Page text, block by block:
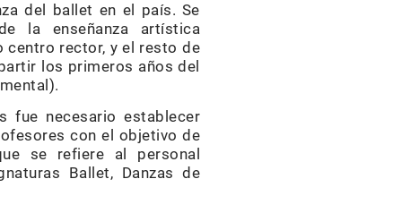
del ballet en el país. Se
la enseñanza artística
centro rector, y el resto de
los primeros años del
fue necesario establecer
con el objetivo de
se refiere al personal
Ballet, Danzas de